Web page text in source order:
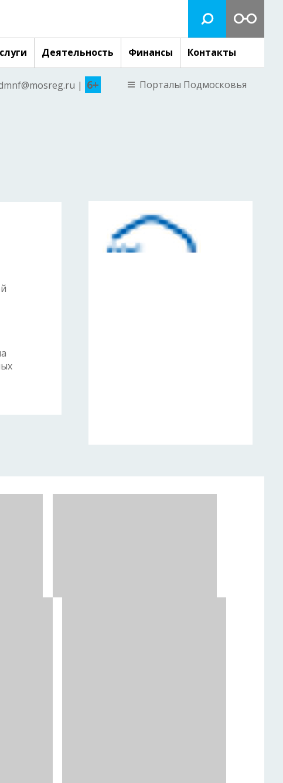
Деятельность Финансы Контакты
| 6+ Порталы Подмосковья